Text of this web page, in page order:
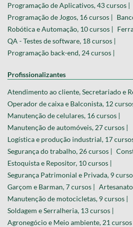
Programação de Aplicativos, 43 cursos |
Programação de Jogos, 16 cursos |
Robótica e Automação, 10 cursos |
QA - Testes de software, 18 cursos |
Programação back-end, 24 cursos |
Profissionalizantes
Atendimento ao cliente, Secretariado e
Operador de caixa e Balconista, 12
Manutenção de celulares, 16 cursos |
Manutenção de automóveis, 27 cursos |
Logística e produção industrial, 17
Segurança do trabalho, 26 cursos |
Estoquista e Repositor, 10 cursos |
Segurança Patrimonial e Privada, 9
Garçom e Barman, 7 cursos |
Manutenção de motocicletas, 9 cursos |
Soldagem e Serralheria, 13 cursos |
Agronegócio e Meio ambiente, 21 cursos